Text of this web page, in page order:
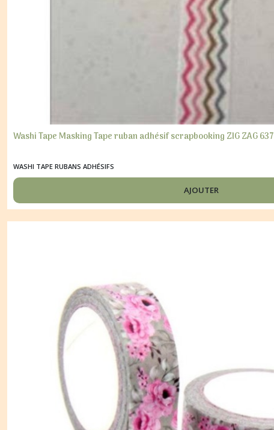
Washi Tape Masking Tape ruban adhésif scrapbooking ZIG ZAG 637
WASHI TAPE RUBANS ADHÉSIFS
AJOUTER